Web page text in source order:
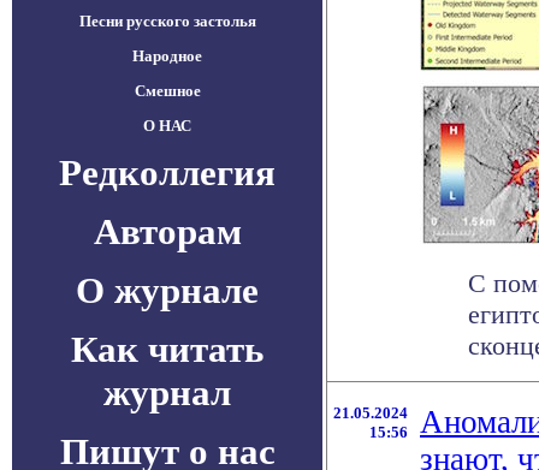
Песни русского застолья
Народное
Смешное
О НАС
Редколлегия
Авторам
О журнале
Как читать
журнал
Пишут о нас
С
21.05.2024
15:56
знают,